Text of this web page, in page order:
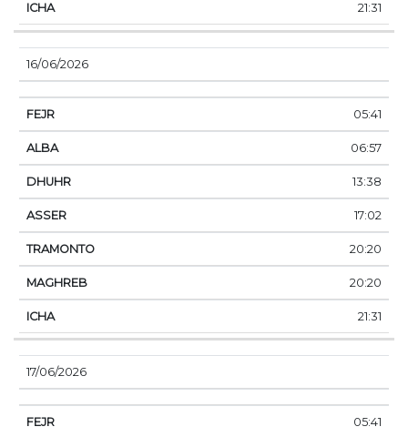
21:31
16/06/2026
05:41
06:57
13:38
17:02
20:20
20:20
21:31
17/06/2026
05:41